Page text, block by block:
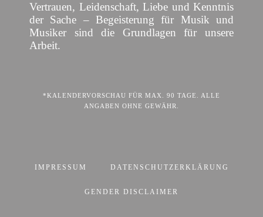
Vertrauen, Leidenschaft, Liebe und Kenntnis
der Sache – Begeisterung für Musik und
Musiker sind die Grundlagen für unsere
Arbeit.
*KALENDERVORSCHAU FÜR MAX. 90 TAGE. ALLE
ANGABEN OHNE GEWÄHR.
IMPRESSUM DATENSCHUTZERKLÄRUNG
GENDER DISCLAIMER